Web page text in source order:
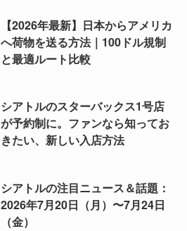
【2026年最新】日本からアメリカ
へ荷物を送る方法｜100ドル規制
と最適ルート比較
シアトルのスターバックス1号店
が予約制に。ファンなら知ってお
きたい、新しい入店方法
シアトルの注目ニュース＆話題：
2026年7月20日（月）〜7月24日
（金）